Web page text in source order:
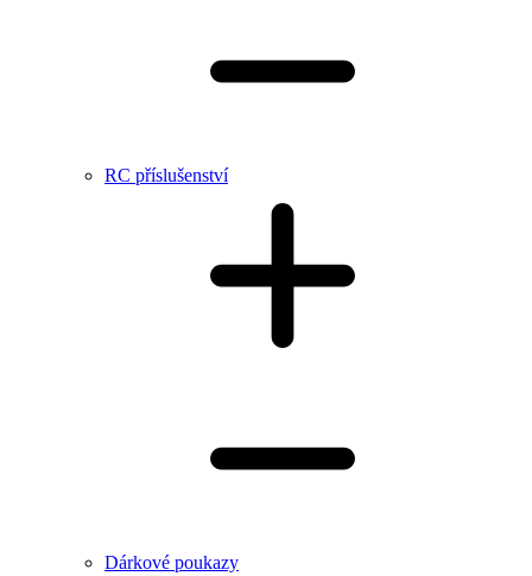
RC příslušenství
Dárkové poukazy